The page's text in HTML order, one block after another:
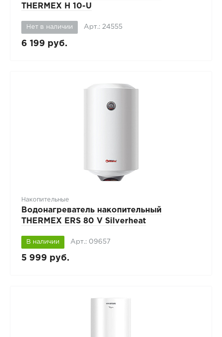
THERMEX H 10-U
Нет в наличии Арт.: 24555
6 199 руб.
Накопительные
Водонагреватель накопительный
THERMEX ERS 80 V Silverheat
В наличии Арт.: 09657
5 999 руб.